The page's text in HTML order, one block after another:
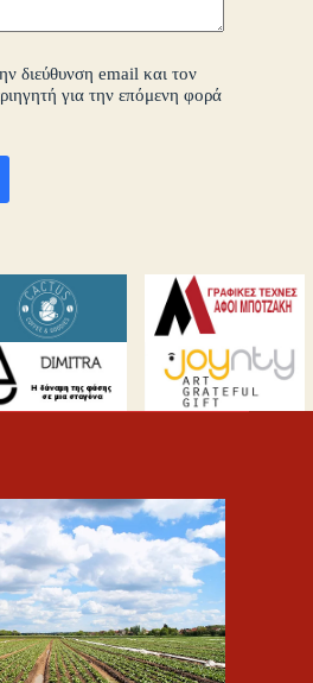
διεύθυνση email και τον
για την επόμενη φορά